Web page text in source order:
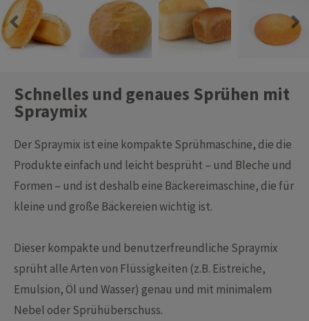
Schnelles und genaues Sprühen mit
Spraymix
Der Spraymix ist eine kompakte Sprühmaschine, die die
Produkte einfach und leicht besprüht – und Bleche und
Formen – und ist deshalb eine Bäckereimaschine, die für
kleine und große Bäckereien wichtig ist.
Dieser kompakte und benutzerfreundliche Spraymix
sprüht alle Arten von Flüssigkeiten (z.B. Eistreiche,
Emulsion, Öl und Wasser) genau und mit minimalem
Nebel oder Sprühüberschuss.